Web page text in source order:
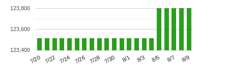
7/20 7/22 7/24 7/26 7/28 7/30 8/1 8/3 8/5 8/7 8/9
123,400
123,600
123,800